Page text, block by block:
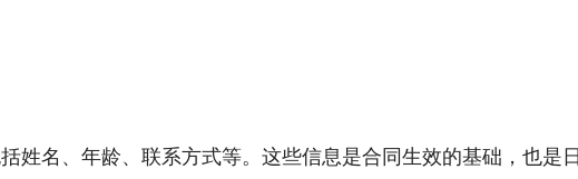
姓名、年龄、联系方式等。这些信息是合同生效的基础，也是